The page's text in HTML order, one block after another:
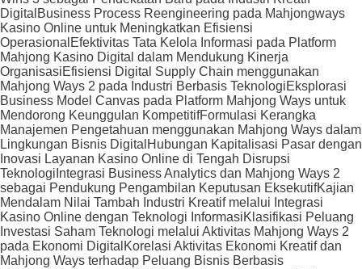
Digital Business Process Reengineering pada Mahjongways
Kasino Online untuk Meningkatkan Efisiensi
Operasional Efektivitas Tata Kelola Informasi pada Platform
Mahjong Kasino Digital dalam Mendukung Kinerja
OrganisasiEfisiensi Digital Supply Chain menggunakan
Mahjong Ways 2 pada Industri Berbasis TeknologiEksplorasi
Business Model Canvas pada Platform Mahjong Ways untuk
Mendorong Keunggulan KompetitifFormulasi Kerangka
Manajemen Pengetahuan menggunakan Mahjong Ways dalam
Lingkungan Bisnis Digital Hubungan Kapitalisasi Pasar dengan
Inovasi Layanan Kasino Online di Tengah Disrupsi
Teknologi Integrasi Business Analytics dan Mahjong Ways 2
sebagai Pendukung Pengambilan Keputusan EksekutifKajian
Mendalam Nilai Tambah Industri Kreatif melalui Integrasi
Kasino Online dengan Teknologi InformasiKlasifikasi Peluang
Investasi Saham Teknologi melalui Aktivitas Mahjong Ways 2
pada Ekonomi Digital Korelasi Aktivitas Ekonomi Kreatif dan
Mahjong Ways terhadap Peluang Bisnis Berbasis